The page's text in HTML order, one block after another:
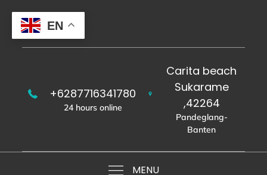
content
+6287716341780
24 hours online
Carita beach
Sukarame
,42264
Pandeglang-
Banten
MENU
EN